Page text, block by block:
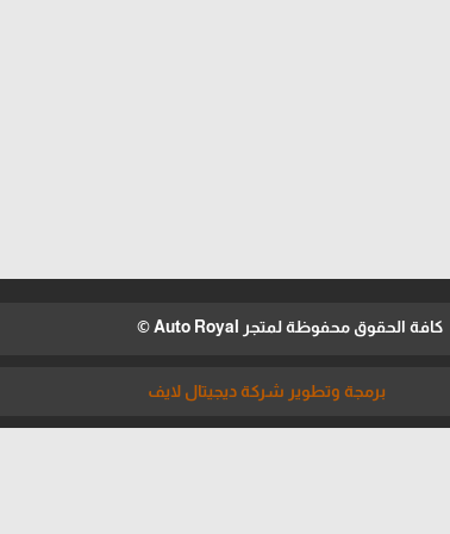
كافة الحقوق محفوظة لمتجر Auto Royal ©
برمجة وتطوير شركة ديجيتال لايف